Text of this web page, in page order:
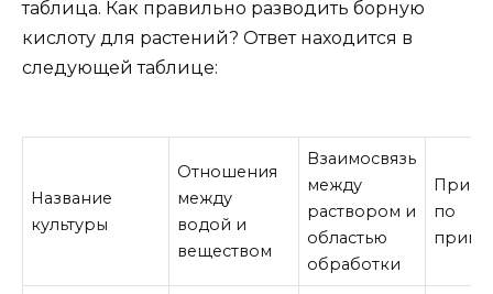
таблица. Как правильно разводить борную
кислоту для растений? Ответ находится в
следующей таблице:
Название
культуры
Отношения
между
водой и
веществом
Взаимосвязь
между
раствором и
областью
обработки
по